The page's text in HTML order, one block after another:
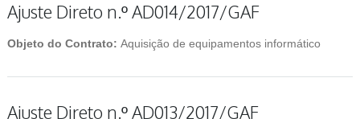
Ajuste Direto n.º AD014/2017/GAF
Objeto do Contrato: Aquisição de equipamentos informático
Ajuste Direto n.º AD013/2017/GAF